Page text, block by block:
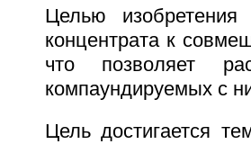
Целью
концентрата к
что позволяет
компаундируемых с
Цель достигается